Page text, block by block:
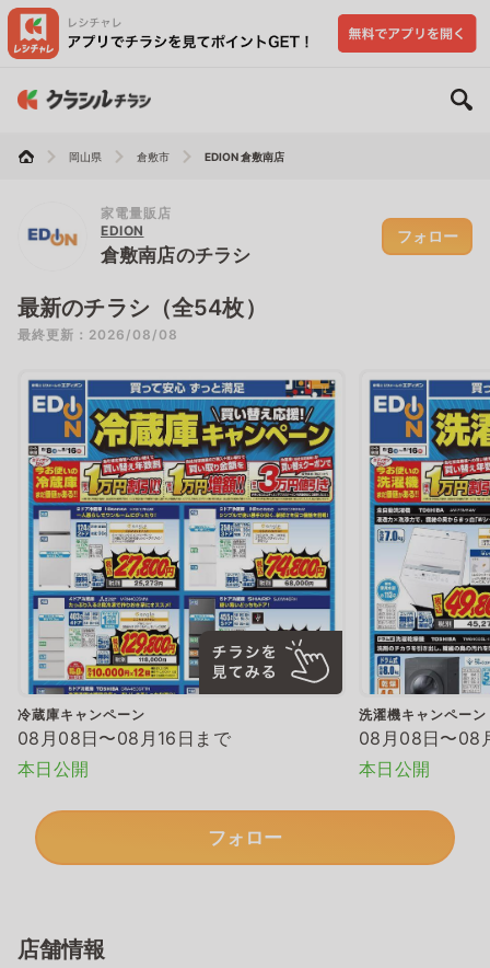
岡山県 倉敷市 EDION 倉敷南店
家電量販店
EDION
倉敷南店のチラシ
フォロー
最新のチラシ（全54枚）
最終更新：2026/08/08
冷蔵庫キャンペーン
08月08日〜08月16日まで
本日公開
洗濯機キャンペーン
08月08日〜08
本日公開
フォロー
店舗情報